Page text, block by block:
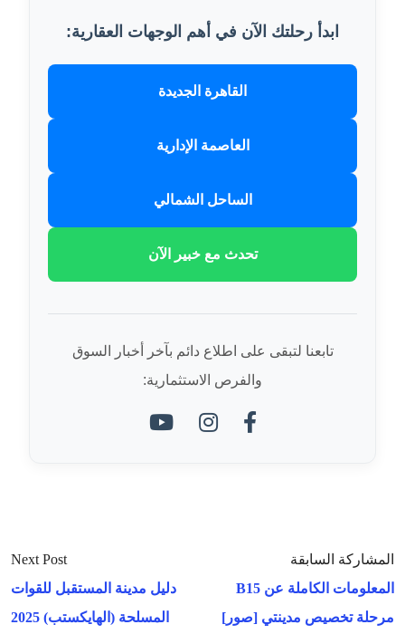
ابدأ رحلتك الآن في أهم الوجهات العقارية:
القاهرة الجديدة
العاصمة الإدارية
الساحل الشمالي
تحدث مع خبير الآن
تابعنا لتبقى على اطلاع دائم بآخر أخبار السوق
والفرص الاستثمارية:
المشاركة السابقة
المعلومات الكاملة عن B15
مرحلة تخصيص مدينتي [صور]
Next Post
دليل مدينة المستقبل للقوات
المسلحة (الهايكستب) 2025